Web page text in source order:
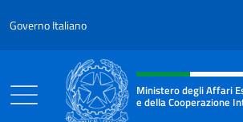
Governo Italiano
Intestazione sito,
Ministero degli Affari
e della Cooperazione